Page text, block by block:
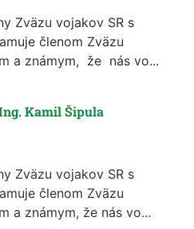
Zväzu vojakov SR s
členom Zväzu
a známym, že nás vo...
Kamil Šipula
Zväzu vojakov SR s
členom Zväzu
a známym, že nás vo...